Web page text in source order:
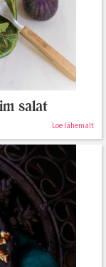
salat
Loe lähemalt